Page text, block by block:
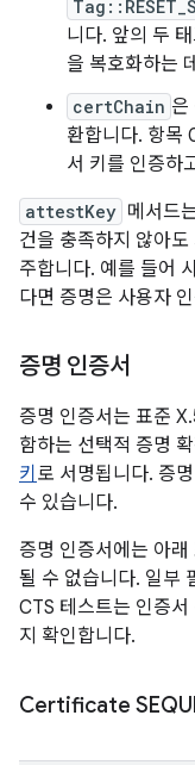
니다. 앞의 두
을 복호화하는
certChain 은
환합니다. 항목
서 키를 인증하
attestKey 메서드
건을 충족하지 않아
주합니다. 예를 들어
다면 증명은 사용자
증명 인증서
증명 인증서는 표준
함하는 선택적 증명
키 로 서명됩니다. 증
수 있습니다.
증명 인증서에는 아
될 수 없습니다. 일부
CTS 테스트는 인증
지 확인합니다.
Certificate